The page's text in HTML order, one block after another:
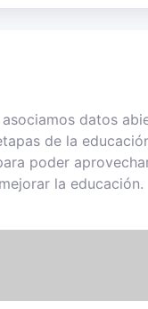
asociamos datos
de la
poder
la educación.